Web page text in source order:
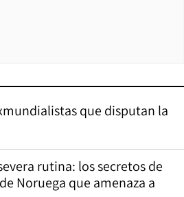
que disputan la
rutina: los secretos de
Noruega que amenaza a